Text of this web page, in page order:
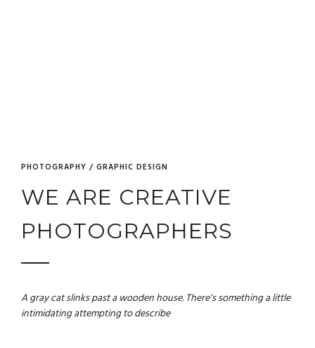
PHOTOGRAPHY / GRAPHIC DESIGN
WE ARE CREATIVE
PHOTOGRAPHERS
A gray cat slinks past a wooden house. There’s something a little
intimidating attempting to describe